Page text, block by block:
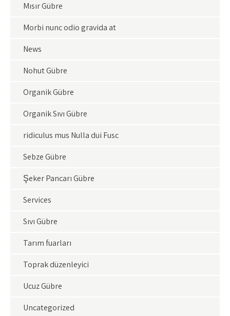
Mısır Gübre
Morbi nunc odio gravida at
News
Nohut Gübre
Organik Gübre
Organik Sıvı Gübre
ridiculus mus Nulla dui Fusc
Sebze Gübre
Şeker Pancarı Gübre
Services
Sıvı Gübre
Tarım fuarları
Toprak düzenleyici
Ucuz Gübre
Uncategorized